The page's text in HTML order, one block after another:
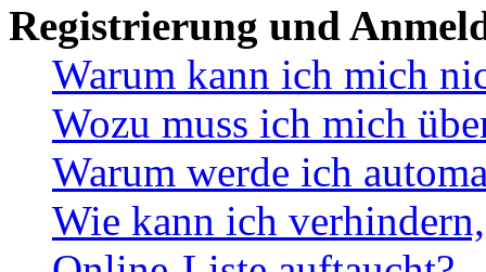
Registrierung und
Warum kann ich mich
Wozu muss ich mich
Warum werde ich
Wie kann ich